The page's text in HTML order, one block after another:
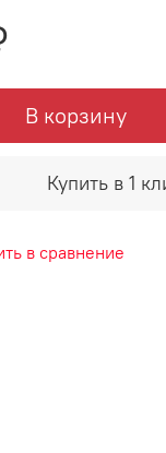
В корзину
Купить в 1
в сравнение